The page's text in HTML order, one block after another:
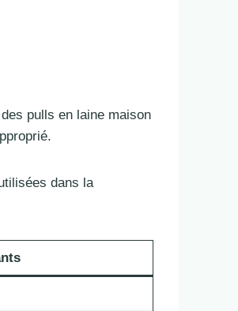
pulls en laine maison
dans la